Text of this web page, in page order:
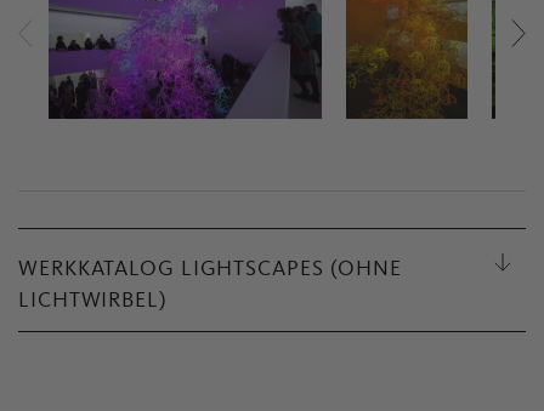
WERKKATALOG LIGHTSCAPES (OHNE
LICHTWIRBEL)